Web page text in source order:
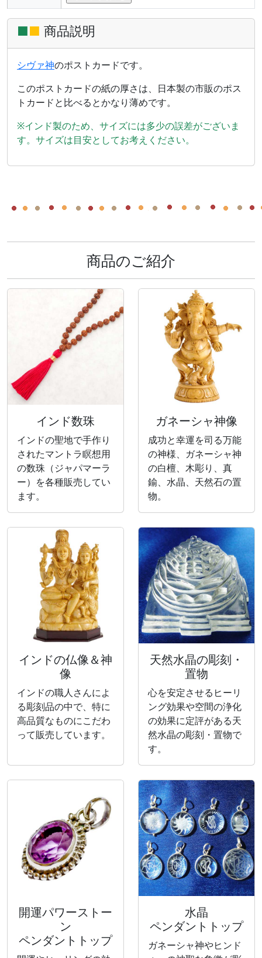
■■ 商品説明
シヴァ神のポストカードです。
このポストカードの紙の厚さは、日本製の市販のポス
トカードと比べるとかなり薄めです。
※インド製のため、サイズには多少の誤差がございま
す。サイズは目安としてお考えください。
商品のご紹介
インド数珠
インドの聖地で手作り
されたマントラ瞑想用
の数珠（ジャパマーラ
ー）を各種販売してい
ます。
ガネーシャ神像
成功と幸運を司る万能
の神様、ガネーシャ神
の白檀、木彫り、真
鍮、水晶、天然石の置
物。
インドの仏像＆神
像
インドの職人さんによ
る彫刻品の中で、特に
高品質なものにこだわ
って販売しています。
天然水晶の彫刻・
置物
心を安定させるヒーリ
ング効果や空間の浄化
の効果に定評がある天
然水晶の彫刻・置物で
す。
開運パワーストー
ン
ペンダントトップ
水晶
ペンダントトップ
ガネーシャ神やヒンド